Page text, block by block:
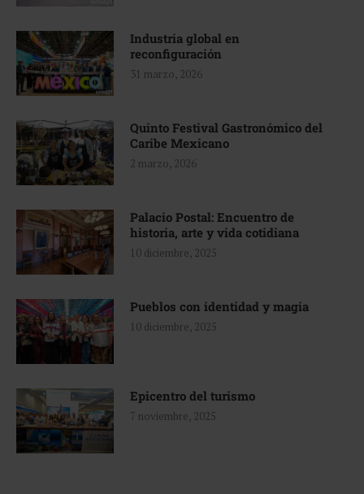
Industria global en
reconfiguración
31 marzo, 2026
Quinto Festival Gastronómico del
Caribe Mexicano
2 marzo, 2026
Palacio Postal: Encuentro de
historia, arte y vida cotidiana
10 diciembre, 2025
Pueblos con identidad y magia
10 diciembre, 2025
Epicentro del turismo
7 noviembre, 2025